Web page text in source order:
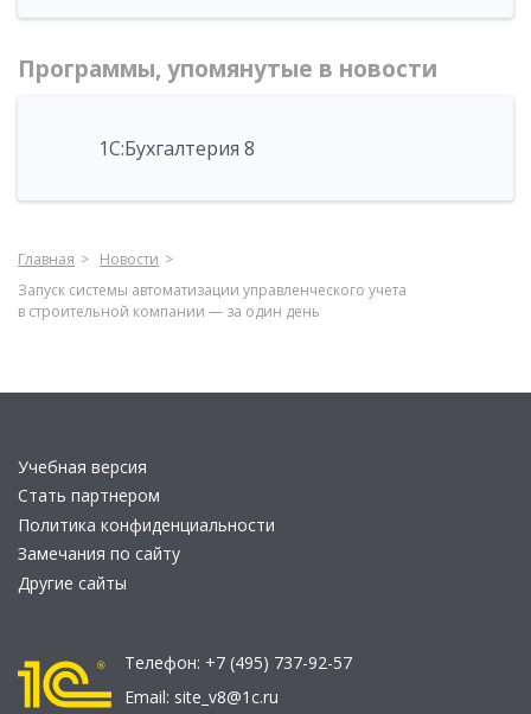
Программы, упомянутые в новости
1С:Бухгалтерия 8
Главная
Новости
Запуск системы автоматизации управленческого учета
в строительной компании — за один день
Учебная версия
Стать партнером
Политика конфиденциальности
Замечания по сайту
Другие сайты
Телефон: +7 (495) 737-92-57
Email: site_v8@1c.ru